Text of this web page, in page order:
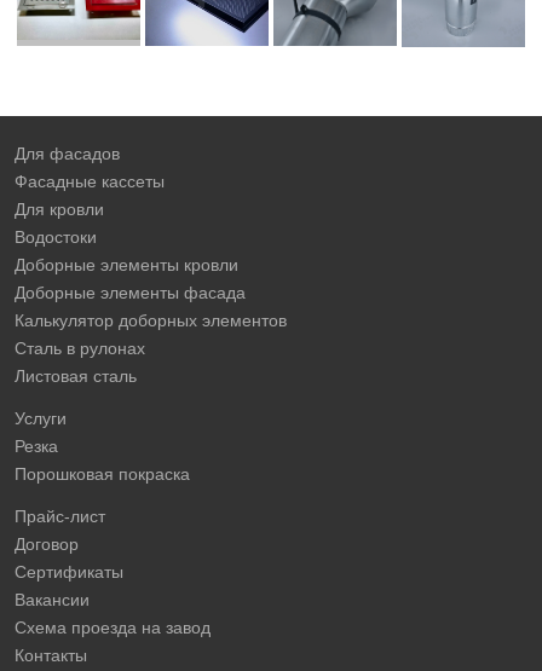
Для фасадов
Фасадные кассеты
Для кровли
Водостоки
Доборные элементы кровли
Доборные элементы фасада
Калькулятор доборных элементов
Сталь в рулонах
Листовая сталь
Услуги
Резка
Порошковая покраска
Прайс-лист
Договор
Сертификаты
Вакансии
Схема проезда на завод
Контакты